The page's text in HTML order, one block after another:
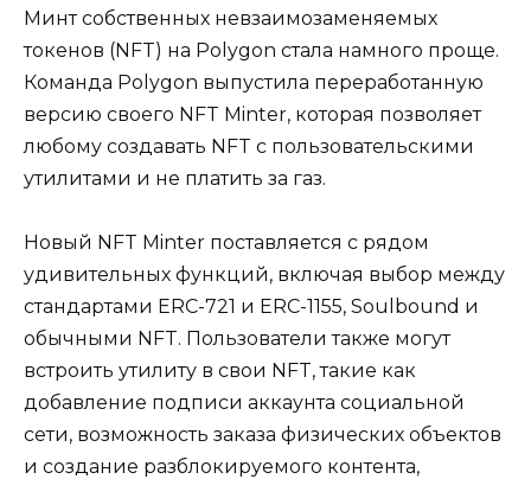
Минт собственных невзаимозаменяемых
токенов (NFT) на Polygon стала намного проще.
Команда Polygon выпустила переработанную
версию своего NFT Minter, которая позволяет
любому создавать NFT с пользовательскими
утилитами и не платить за газ.
Новый NFT Minter поставляется с рядом
удивительных функций, включая выбор между
стандартами ERC-721 и ERC-1155, Soulbound и
обычными NFT. Пользователи также могут
встроить утилиту в свои NFT, такие как
добавление подписи аккаунта социальной
сети, возможность заказа физических объектов
и создание разблокируемого контента,